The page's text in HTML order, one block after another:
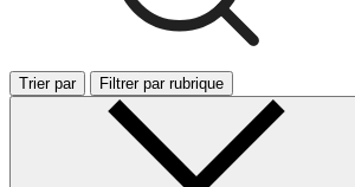
Trier par Filtrer par rubrique